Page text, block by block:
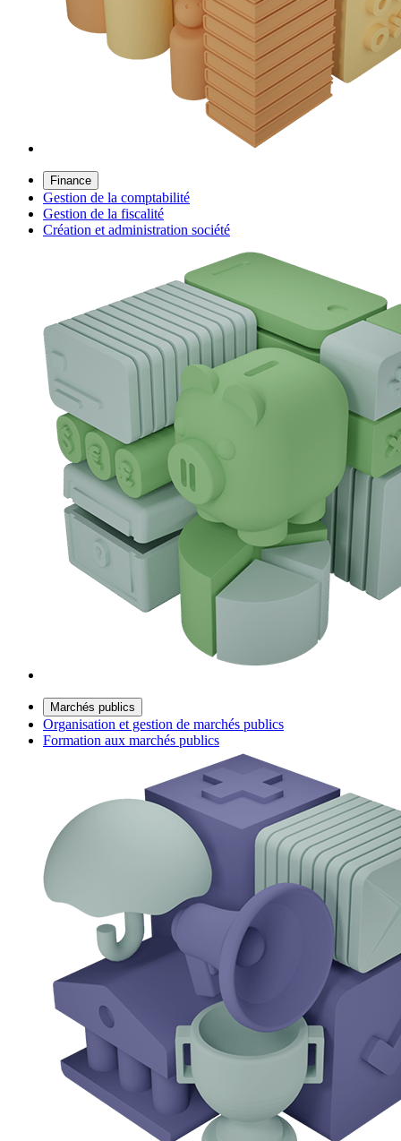
Finance
Gestion de la comptabilité
Gestion de la fiscalité
Création et administration société
Marchés publics
Organisation et gestion de marchés publics
Formation aux marchés publics